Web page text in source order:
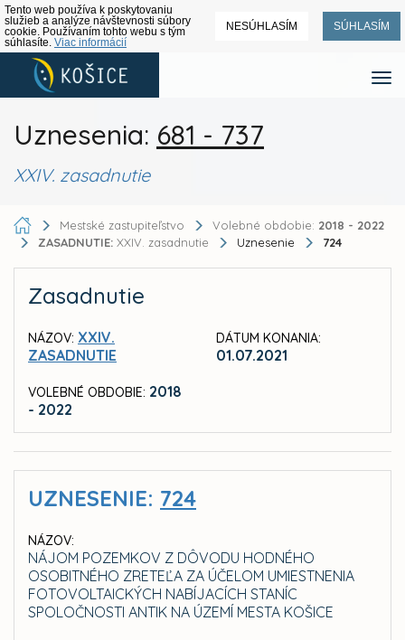
Tento web používa k poskytovaniu
služieb a analýze návštevnosti súbory
cookie. Používaním tohto webu s tým
súhlasíte. Viac informácií
NESÚHLASÍM SÚHLASÍM
Uznesenia: 681 - 737
XXIV. zasadnutie
Mestské zastupiteľstvo Volebné obdobie: 2018 - 2022
ZASADNUTIE: XXIV. zasadnutie Uznesenie 724
Zasadnutie
NÁZOV: XXIV.
ZASADNUTIE
VOLEBNÉ OBDOBIE: 2018
- 2022
DÁTUM KONANIA:
01.07.2021
UZNESENIE: 724
NÁZOV:
NÁJOM POZEMKOV Z DÔVODU HODNÉHO
OSOBITNÉHO ZRETEĽA ZA ÚČELOM UMIESTNENIA
FOTOVOLTAICKÝCH NABÍJACÍCH STANÍC
SPOLOČNOSTI ANTIK NA ÚZEMÍ MESTA KOŠICE